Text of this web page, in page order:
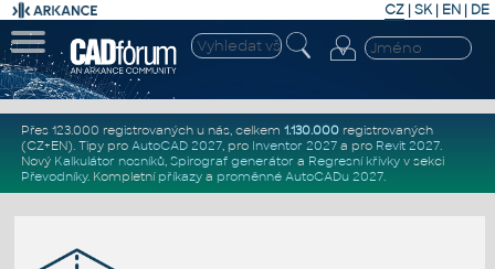
CZ | SK| EN | DE
Přes 123.000 registrovaných u nás, celkem 1.130.000registrovaných
(CZ+EN). Tipy pro AutoCAD 2027, pro Inventor 2027a pro Revit 2027.
Nový Kalkulátor nosníků, Spirograf generátor a Regresní křivkyv sekci
Převodníky. Kompletní příkazya proměnné AutoCADu 2027.